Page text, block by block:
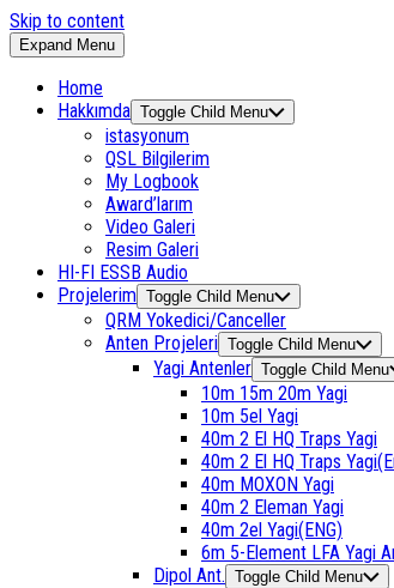
Skip to content
Expand Menu
Home
Hakkımda Toggle Child Menu
istasyonum
QSL Bilgilerim
My Logbook
Award’larım
Video Galeri
Resim Galeri
HI-FI ESSB Audio
Projelerim Toggle Child Menu
QRM Yokedici/Canceller
Anten Projeleri Toggle Child Menu
Yagi Antenler Toggle Child Menu
10m 15m 20m Yagi
10m 5el Yagi
40m 2 El HQ Traps Yagi
40m 2 El HQ Traps
40m MOXON Yagi
40m 2 Eleman Yagi
40m 2el Yagi(ENG)
6m 5-Element LFA Yagi
Dipol Ant. Toggle Child Menu